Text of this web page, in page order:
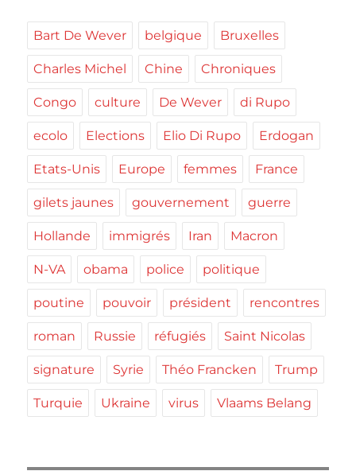
Bart De Wever belgique Bruxelles
Charles Michel Chine Chroniques
Congo culture De Wever di Rupo
ecolo Elections Elio Di Rupo Erdogan
Etats-Unis Europe femmes France
gilets jaunes gouvernement guerre
Hollande immigrés Iran Macron
N-VA obama police politique
poutine pouvoir président rencontres
roman Russie réfugiés Saint Nicolas
signature Syrie Théo Francken Trump
Turquie Ukraine virus Vlaams Belang